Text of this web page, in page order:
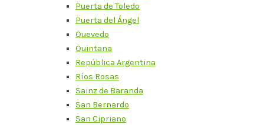
Puerta de Toledo
Puerta del Ángel
Quevedo
Quintana
República Argentina
Ríos Rosas
Sainz de Baranda
San Bernardo
San Cipriano